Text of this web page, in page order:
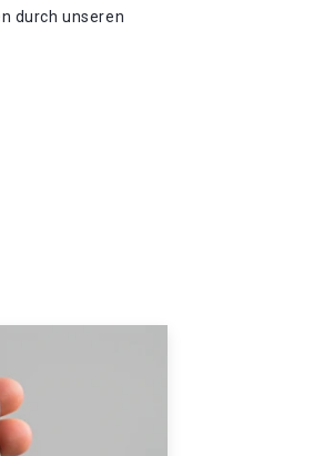
durch unseren